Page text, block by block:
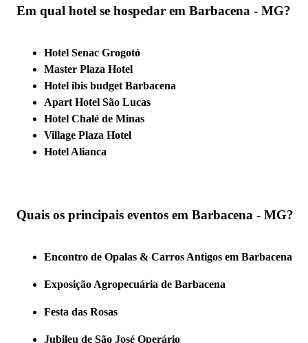
Em qual hotel se hospedar em Barbacena - MG?
Hotel Senac Grogotó
Master Plaza Hotel
Hotel ibis budget Barbacena
Apart Hotel São Lucas
Hotel Chalé de Minas
Village Plaza Hotel
Hotel Alianca
Quais os principais eventos em Barbacena - MG?
Encontro de Opalas & Carros Antigos em Barbacena
Exposição Agropecuária de Barbacena
Festa das Rosas
Jubileu de São José Operário